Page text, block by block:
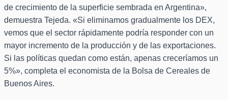
de crecimiento de la superficie sembrada en Argentina»,
demuestra Tejeda. «Si eliminamos gradualmente los DEX,
vemos que el sector rápidamente podría responder con un
mayor incremento de la producción y de las exportaciones.
Si las políticas quedan como están, apenas creceríamos un
5%», completa el economista de la Bolsa de Cereales de
Buenos Aires.